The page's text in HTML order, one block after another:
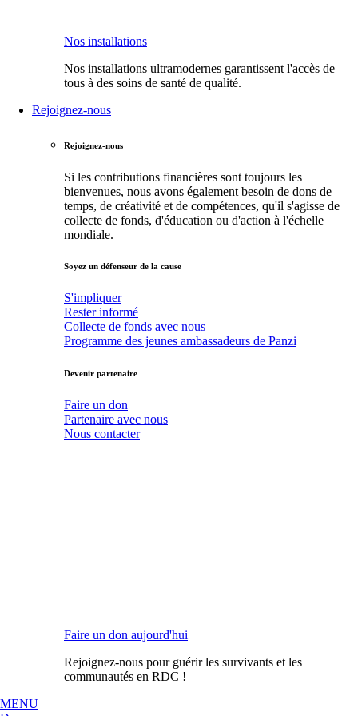
Nos installations
Nos installations ultramodernes garantissent l'accès de
tous à des soins de santé de qualité.
Rejoignez-nous
Rejoignez-nous
Si les contributions financières sont toujours les
bienvenues, nous avons également besoin de dons de
temps, de créativité et de compétences, qu'il s'agisse de
collecte de fonds, d'éducation ou d'action à l'échelle
mondiale.
Soyez un défenseur de la cause
S'impliquer
Rester informé
Collecte de fonds avec nous
Programme des jeunes ambassadeurs de Panzi
Devenir partenaire
Faire un don
Partenaire avec nous
Nous contacter
Faire un don aujourd'hui
Rejoignez-nous pour guérir les survivants et les
communautés en RDC !
MENU